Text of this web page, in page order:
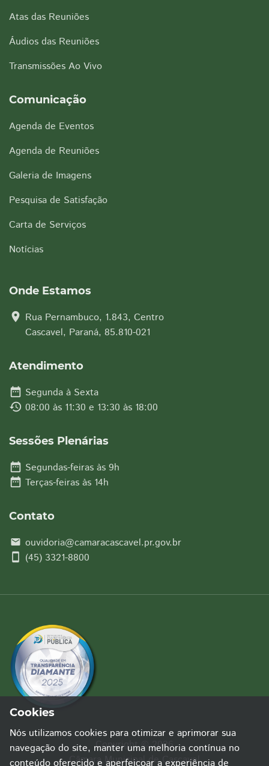
Atas das Reuniões
Áudios das Reuniões
Transmissões Ao Vivo
Comunicação
Agenda de Eventos
Agenda de Reuniões
Galeria de Imagens
Pesquisa de Satisfação
Carta de Serviços
Notícias
Onde Estamos
location_on Rua Pernambuco, 1.843, Centro
Cascavel, Paraná, 85.810-021
Atendimento
date_range Segunda à Sexta
history 08:00 às 11:30 e 13:30 às 18:00
Sessões Plenárias
date_range Segundas-feiras às 9h
date_range Terças-feiras às 14h
Contato
email ouvidoria@camaracascavel.pr.gov.br
smartphone (45) 3321-8800
Copyright © 2026
Câmara Municipal de Cascavel
Cookies
Nós utilizamos cookies para otimizar e aprimorar sua
navegação do site, manter uma melhoria contínua no
conteúdo oferecido e aperfeiçoar a experiência de